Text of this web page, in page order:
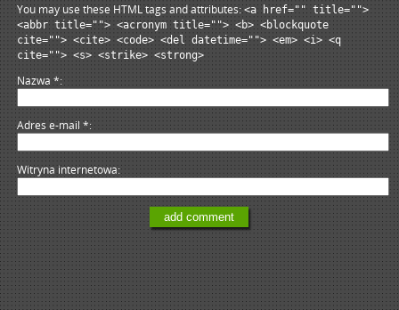
You may use these HTML tags and attributes:<a href="" title="">
<abbr title=""> <acronym title=""> <b> <blockquote
cite=""> <cite> <code> <del datetime=""> <em> <i> <q
cite=""> <s> <strike> <strong>
Nazwa*
Adres e-mail*
Witryna internetowa